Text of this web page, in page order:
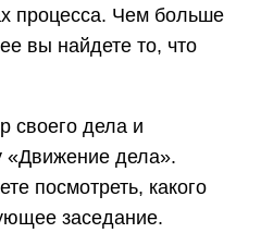
процесса. Чем больше
вы найдете то, что
своего дела и
«Движение дела».
посмотреть, какого
заседание.